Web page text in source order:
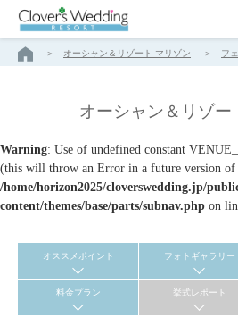
オーシャン＆リゾート マリゾン フ
オーシャン＆リゾー
Warning: Use of undefined constant
(this will throw an Error in a future version of
/home/horizon2025/cloverswedding.jp/
content/themes/base/parts/subnav.php on
オススメポイント フォトギャラリー
料金プラン 挙式レポート